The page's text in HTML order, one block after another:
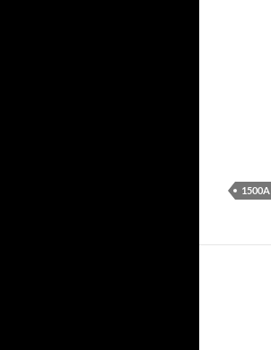
1500A